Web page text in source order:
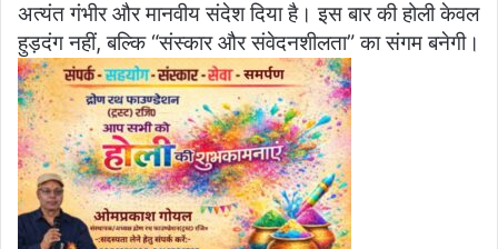
अत्यंत गंभीर और मानवीय संदेश दिया है। इस बार की होली केवल
हुड़दंग नहीं, बल्कि “संस्कार और संवेदनशीलता” का संगम बनेगी।